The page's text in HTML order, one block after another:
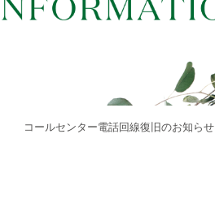
コールセンター電話回線復旧のお知らせ